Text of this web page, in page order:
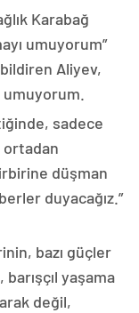
Karabağ
umuyorum”
bildiren Aliyev,
umuyorum.
sadece
ortadan
düşman
duyacağız.”
bazı güçler
yaşama
değil,